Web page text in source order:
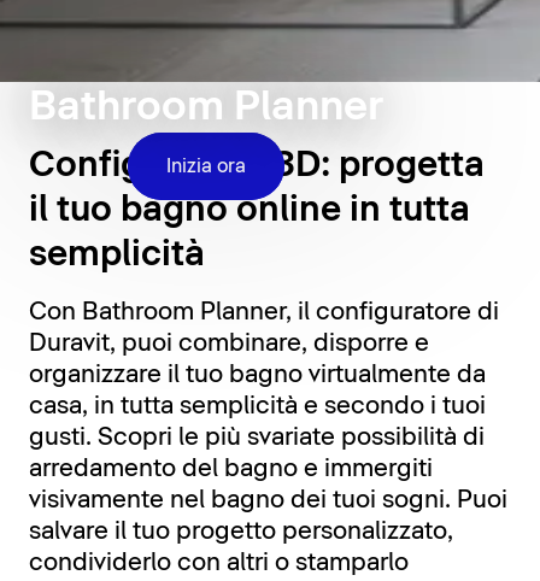
Bathroom Planner
Inizia ora
Configuratore 3D: progetta
il tuo bagno online in tutta
semplicità
Con Bathroom Planner, il configuratore di
Duravit, puoi combinare, disporre e
organizzare il tuo bagno virtualmente da
casa, in tutta semplicità e secondo i tuoi
gusti. Scopri le più svariate possibilità di
arredamento del bagno e immergiti
visivamente nel bagno dei tuoi sogni. Puoi
salvare il tuo progetto personalizzato,
condividerlo con altri o stamparlo